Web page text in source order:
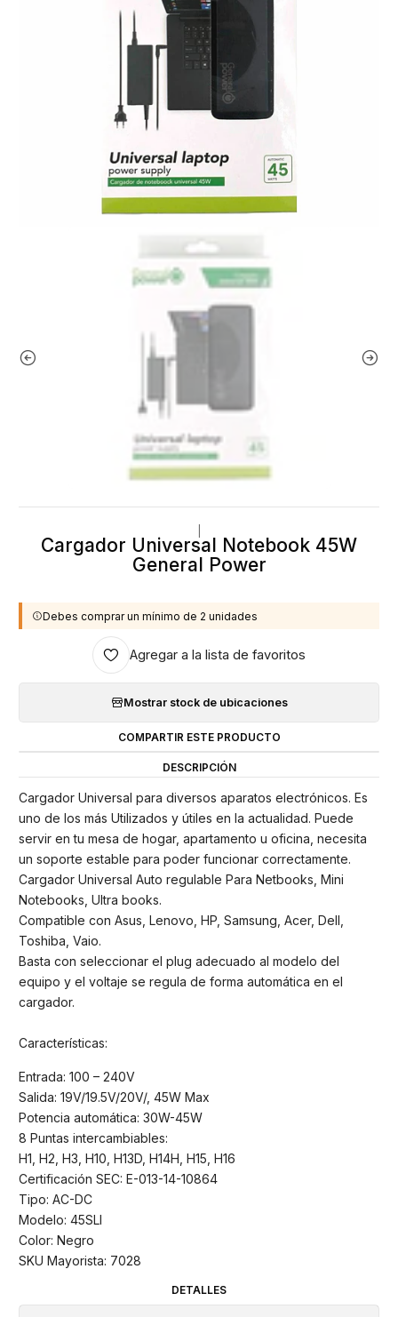
Cargador Universal Notebook 45W
General Power
Debes comprar un mínimo de 2 unidades
Agregar a la lista de favoritos
Mostrar stock de ubicaciones
COMPARTIR ESTE PRODUCTO
DESCRIPCIÓN
Cargador Universal para diversos aparatos electrónicos. Es
uno de los más Utilizados y útiles en la actualidad. Puede
servir en tu mesa de hogar, apartamento u oficina, necesita
un soporte estable para poder funcionar correctamente.
Cargador Universal Auto regulable Para Netbooks, Mini
Notebooks, Ultra books.
Compatible con Asus, Lenovo, HP, Samsung, Acer, Dell,
Toshiba, Vaio.
Basta con seleccionar el plug adecuado al modelo del
equipo y el voltaje se regula de forma automática en el
cargador.
Características:
Entrada: 100 – 240V
Salida: 19V/19.5V/20V/, 45W Max
Potencia automática: 30W-45W
8 Puntas intercambiables:
H1, H2, H3, H10, H13D, H14H, H15, H16
Certificación SEC: E-013-14-10864
Tipo: AC-DC
Modelo: 45SLI
Color: Negro
SKU Mayorista: 7028
DETALLES